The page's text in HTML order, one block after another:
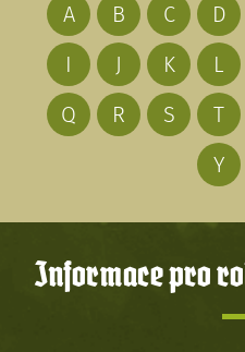
A B C D
I
J K L
Q
R S T
Y
Informace pro